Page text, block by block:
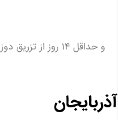
و حداقل ۱۴ روز از تزریق دوز دوم آن گذشته باشد
آذربایجان